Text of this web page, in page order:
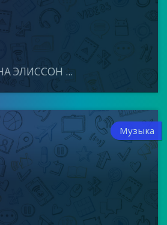
ЭЛИССОН ...
Музыка